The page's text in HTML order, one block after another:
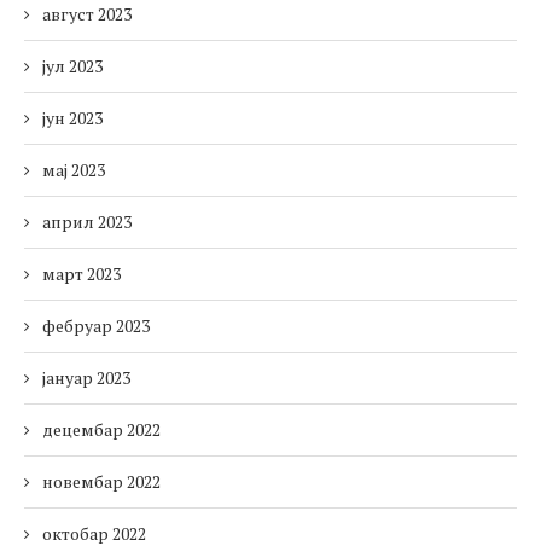
август 2023
јул 2023
јун 2023
мај 2023
април 2023
март 2023
фебруар 2023
јануар 2023
децембар 2022
новембар 2022
октобар 2022